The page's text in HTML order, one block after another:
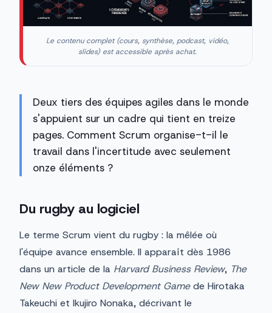
Le contenu complet (cours, synthèse, podcast, vidéo,
slides) est accessible après achat.
Deux tiers des équipes agiles dans le monde
s'appuient sur un cadre qui tient en treize
pages. Comment Scrum organise-t-il le
travail dans l'incertitude avec seulement
onze éléments ?
Du rugby au logiciel
Le terme Scrum vient du rugby : la mêlée où
l'équipe avance ensemble. Il apparaît dès 1986
dans un article de la Harvard Business Review, The
New New Product Development Gamede Hirotaka
Takeuchi et Ikujiro Nonaka, décrivant le